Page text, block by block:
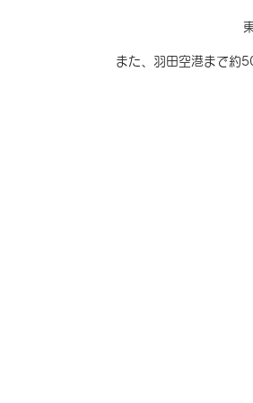
また、羽田空港まで約